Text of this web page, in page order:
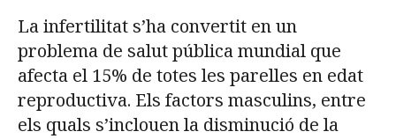
Prova la cerca avançada
La infertilitat s’ha convertit en un
problema de salut pública mundial que
afecta el 15% de totes les parelles en edat
reproductiva. Els factors masculins, entre
els quals s’inclouen la disminució de la